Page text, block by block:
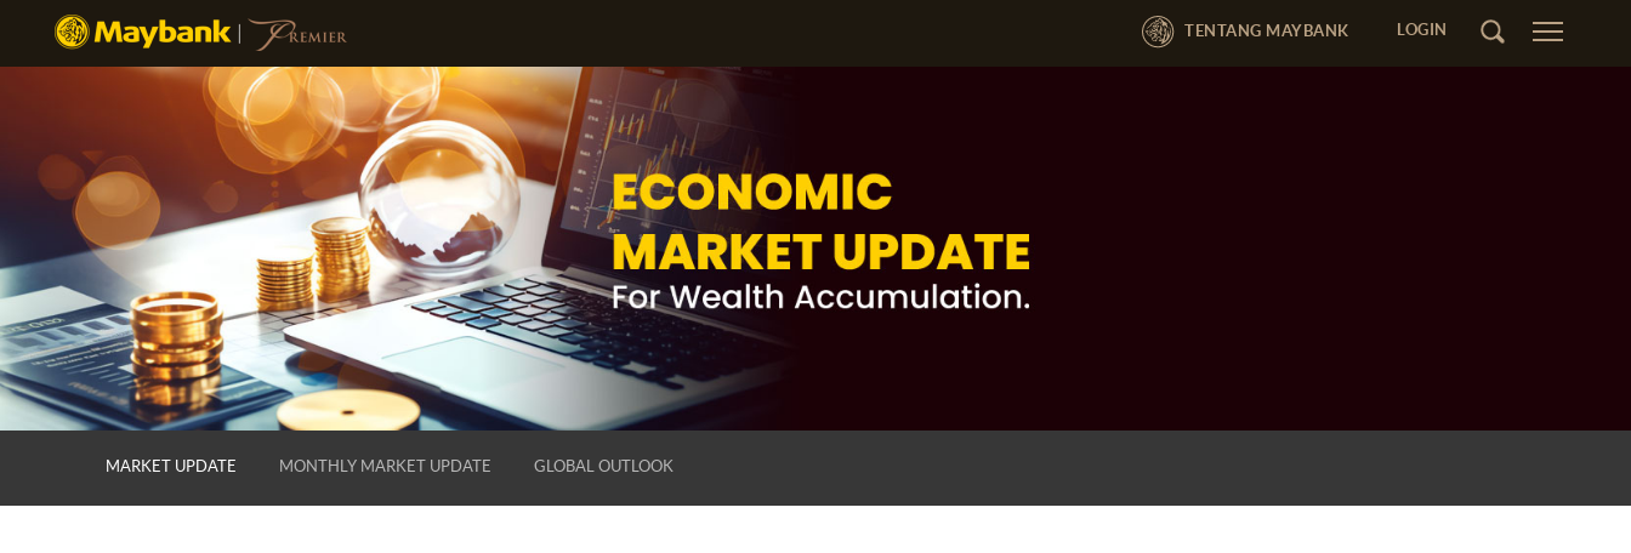
TENTANG MAYBANK LOGIN
MARKET UPDATE MONTHLY MARKET UPDATE GLOBAL OUTLOOK